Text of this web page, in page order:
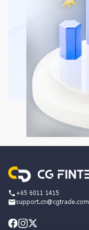
+65 6011 1415
support.cn@cgtrade.com